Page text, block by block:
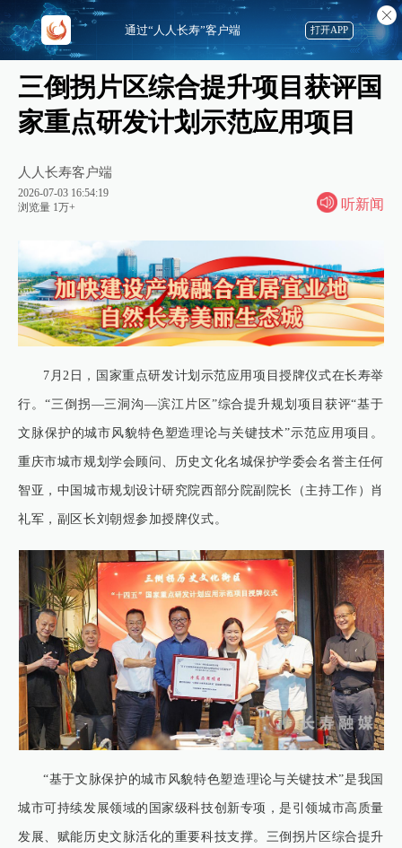
三倒拐片区综合提升项目获评国
家重点研发计划示范应用项目
人人长寿客户端
2026-07-03 16:54:19
浏览量 1万+
听新闻
7月2日，国家重点研发计划示范应用项目授牌仪式在长寿举
行。“三倒拐—三洞沟—滨江片区”综合提升规划项目获评“基于
文脉保护的城市风貌特色塑造理论与关键技术”示范应用项目。
重庆市城市规划学会顾问、历史文化名城保护学委会名誉主任何
智亚，中国城市规划设计研究院西部分院副院长（主持工作）肖
礼军，副区长刘朝煜参加授牌仪式。
“基于文脉保护的城市风貌特色塑造理论与关键技术”是我国
城市可持续发展领域的国家级科技创新专项，是引领城市高质量
发展、赋能历史文脉活化的重要科技支撑。三倒拐片区综合提升
通过“人人长寿”客户端 打开APP